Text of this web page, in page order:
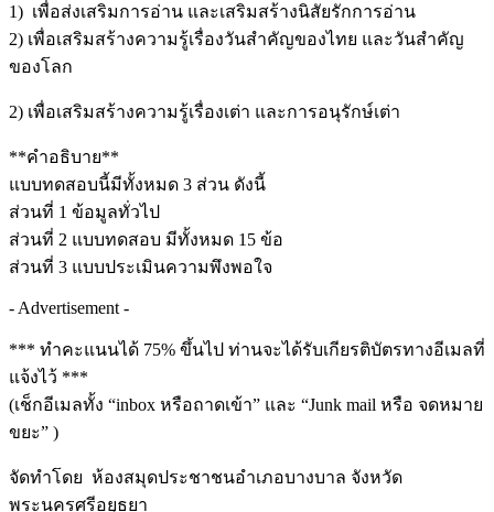
1) เพื่อส่งเสริมการอ่าน และเสริมสร้างนิสัยรักการอ่าน
2) เพื่อเสริมสร้างความรู้เรื่องวันสำคัญของไทย และวันสำคัญ
ของโลก
2) เพื่อเสริมสร้างความรู้เรื่องเต่า และการอนุรักษ์เต่า
**คำอธิบาย**
แบบทดสอบนี้มีทั้งหมด 3 ส่วน ดังนี้
ส่วนที่ 1 ข้อมูลทั่วไป
ส่วนที่ 2 แบบทดสอบ มีทั้งหมด 15 ข้อ
ส่วนที่ 3 แบบประเมินความพึงพอใจ
- Advertisement -
*** ทำคะแนนได้ 75% ขึ้นไป ท่านจะได้รับเกียรติบัตรทางอีเมลที่
แจ้งไว้ ***
(เช็กอีเมลทั้ง “inbox หรือถาดเข้า” และ “Junk mail หรือ จดหมาย
ขยะ” )
จัดทำโดย ห้องสมุดประชาชนอำเภอบางบาล จังหวัด
พระนครศรีอยุธยา